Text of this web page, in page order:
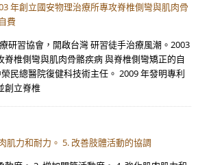
年創立國安物理治療所專攻脊椎側彎與肌肉骨
費
研習協會，開啟台灣 研習徒手治療風潮。2003
椎側彎與肌肉骨骼疾病 與脊椎側彎矯正的自
民總醫院復健科技術主任。 2009 年發明專利
創立脊椎
肌力和耐力。 5. 改善肢體活動的協調